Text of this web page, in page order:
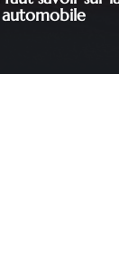
automobile